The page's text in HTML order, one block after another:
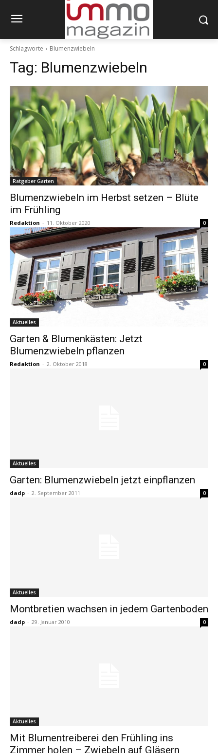
Schlagworte Blumenzwiebeln
Tag: Blumenzwiebeln
Ratgeber Garten
Blumenzwiebeln im Herbst setzen – Blüte
im Frühling
Redaktion - 11. Oktober 2020 0
Aktuelles
Garten & Blumenkästen: Jetzt
Blumenzwiebeln pflanzen
Redaktion - 2. Oktober 2018 0
Aktuelles
Garten: Blumenzwiebeln jetzt einpflanzen
dadp - 2. September 2011 0
Aktuelles
Montbretien wachsen in jedem Gartenboden
dadp - 29. Januar 2010 0
Aktuelles
Mit Blumentreiberei den Frühling ins
Zimmer holen – Zwiebeln auf Gläsern